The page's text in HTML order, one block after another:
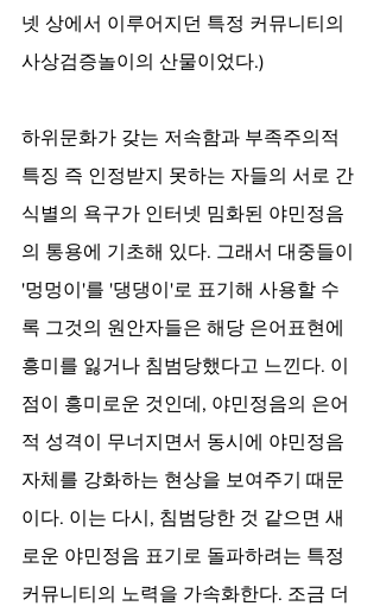
넷 상에서 이루어지던 특정 커뮤니티의
사상검증놀이의 산물이었다.)
하위문화가 갖는 저속함과 부족주의적
특징 즉 인정받지 못하는 자들의 서로 간
식별의 욕구가 인터넷 밈화된 야민정음
의 통용에 기초해 있다. 그래서 대중들이
'멍멍이'를 '댕댕이'로 표기해 사용할 수
록 그것의 원안자들은 해당 은어표현에
흥미를 잃거나 침범당했다고 느낀다. 이
점이 흥미로운 것인데, 야민정음의 은어
적 성격이 무너지면서 동시에 야민정음
자체를 강화하는 현상을 보여주기 때문
이다. 이는 다시, 침범당한 것 같으면 새
로운 야민정음 표기로 돌파하려는 특정
커뮤니티의 노력을 가속화한다. 조금 더